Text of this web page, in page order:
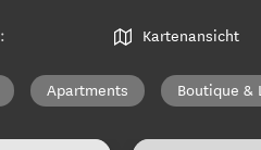
: Kartenansicht
Apartments Boutique &